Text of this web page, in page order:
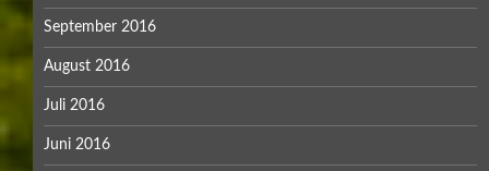
September 2016
August 2016
Juli 2016
Juni 2016